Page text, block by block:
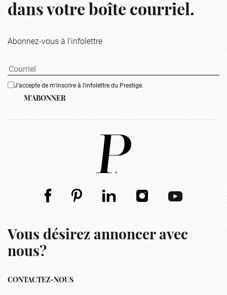
dans votre boîte courriel.
Abonnez-vous à l'infolettre
J'accepte de m'inscrire à l'infolettre du Prestige.
M'ABONNER
Vous désirez annoncer avec
nous?
CONTACTEZ-NOUS